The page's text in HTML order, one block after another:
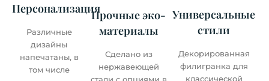
Персонализация
Различные
дизайны
напечатаны, в
том числе
Прочные эко-
материалы
Сделано из
нержавеющей
Универсальные
стили
Декорированная
филигранка для
классической